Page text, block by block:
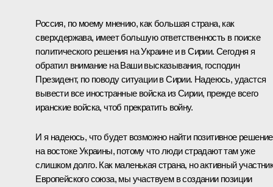
Россия, по моему мнению, как большая страна, как
сверхдержава, имеет большую ответственность в поиске
политического решения на Украине и в Сирии. Сегодня я
обратил внимание на Ваши высказывания, господин
Президент, по поводу ситуации в Сирии. Надеюсь, удастся
вывести все иностранные войска из Сирии, прежде всего
иранские войска, чтоб прекратить войну.
И я надеюсь, что будет возможно найти позитивное решение
на востоке Украины, потому что люди страдают там уже
слишком долго. Как маленькая страна, но активный
Европейского союза, мы участвуем в создании позиции